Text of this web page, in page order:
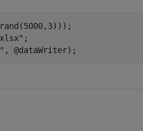
;
, @dataWriter);